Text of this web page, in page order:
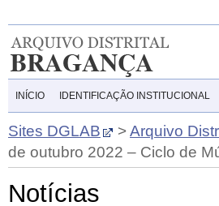
INÍCIO IDENTIFICAÇÃO INSTITUCIONAL
Sites DGLAB >Arquivo
de outubro 2022 – Ciclo de
Notícias